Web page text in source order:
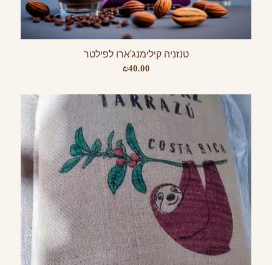
טנזניה קילימנג'ארו לפילטר
₪40.00